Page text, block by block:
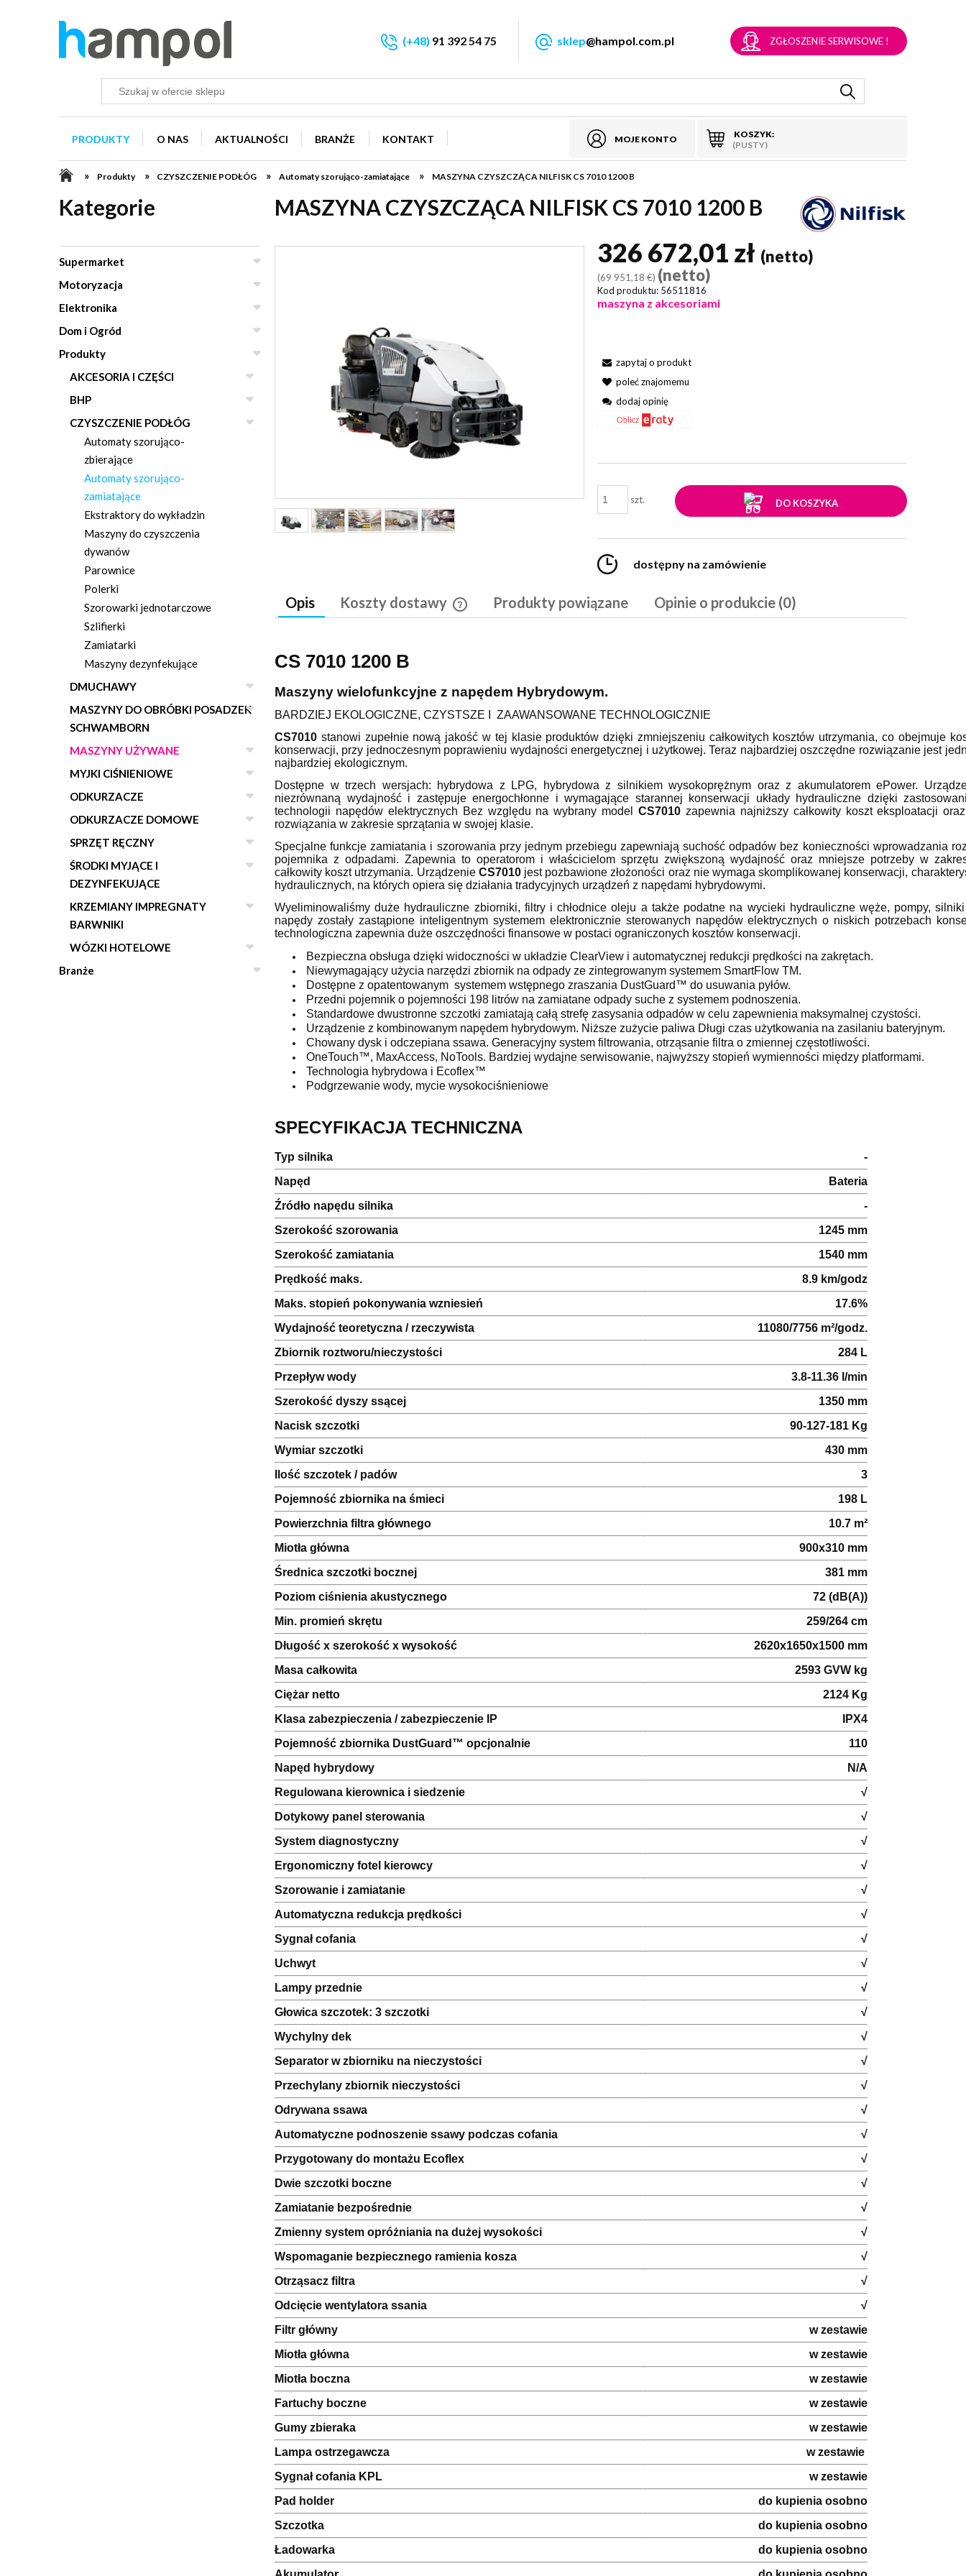
MOJE KONTO
KOSZYK:
(PUSTY)
(+48) 91 392 54 75 sklep@hampol.com.pl ZGŁOSZENIE SERWISOWE !
PRODUKTY O NAS AKTUALNOŚCI BRANŻE KONTAKT
» Produkty » CZYSZCZENIE PODŁÓG » Automaty szorująco-zamiatające » MASZYNA CZYSZCZĄCA NILFISK CS 7010 1200 B
Kategorie
Supermarket
Motoryzacja
Elektronika
Dom i Ogród
Produkty
AKCESORIA I CZĘŚCI
BHP
CZYSZCZENIE PODŁÓG
Automaty szorująco-
zbierające
Automaty szorująco-
zamiatające
Ekstraktory do wykładzin
Maszyny do czyszczenia
dywanów
Parownice
Polerki
Szorowarki jednotarczowe
Szlifierki
Zamiatarki
Maszyny dezynfekujące
DMUCHAWY
MASZYNY DO OBRÓBKI POSADZEK
SCHWAMBORN
MASZYNY UŻYWANE
MYJKI CIŚNIENIOWE
ODKURZACZE
ODKURZACZE DOMOWE
SPRZĘT RĘCZNY
ŚRODKI MYJĄCE I
DEZYNFEKUJĄCE
KRZEMIANY IMPREGNATY
BARWNIKI
WÓZKI HOTELOWE
Branże
MASZYNA CZYSZCZĄCA NILFISK CS 7010 1200 B
326 672,01 zł (netto)
(69 951,18 €) (netto)
Kod produktu: 56511816
maszyna z akcesoriami
zapytaj o produkt
poleć znajomemu
dodaj opinię
szt. DO KOSZYKA
dostępny na zamówienie
Opis Koszty dostawy Produkty powiązane Opinie o produkcie (0)
CS 7010 1200 B
Maszyny wielofunkcyjne z napędem Hybrydowym.
BARDZIEJ EKOLOGICZNE, CZYSTSZE I ZAAWANSOWANE TECHNOLOGICZNIE
CS7010 stanowi zupełnie nową jakość w tej klasie produktów dzięki zmniejszeniu całkowitych kosztów utrzymania, co obejmuje
konserwacji, przy jednoczesnym poprawieniu wydajności energetycznej i użytkowej. Teraz najbardziej oszczędne rozwiązanie jest
najbardziej ekologicznym.
Dostępne w trzech wersjach: hybrydowa z LPG, hybrydowa z silnikiem wysokoprężnym oraz z akumulatorem ePower.
niezrównaną wydajność i zastępuje energochłonne i wymagające starannej konserwacji układy hydrauliczne dzięki
technologii napędów elektrycznych Bez względu na wybrany model CS7010 zapewnia najniższy całkowity koszt eksploatacji
rozwiązania w zakresie sprzątania w swojej klasie.
Specjalne funkcje zamiatania i szorowania przy jednym przebiegu zapewniają suchość odpadów bez konieczności wprowadzania
pojemnika z odpadami. Zapewnia to operatorom i właścicielom sprzętu zwiększoną wydajność oraz mniejsze potrzeby w
całkowity koszt utrzymania. UrządzenieCS7010jest pozbawione złożoności oraz nie wymaga skomplikowanej konserwacji,
hydraulicznych, na których opiera się działania tradycyjnych urządzeń z napędami hybrydowymi.
Wyeliminowaliśmy duże hydrauliczne zbiorniki, filtry i chłodnice oleju a także podatne na wycieki hydrauliczne węże, pompy,
napędy zostały zastąpione inteligentnym systemem elektronicznie sterowanych napędów elektrycznych o niskich potrzebach
technologiczna zapewnia duże oszczędności finansowe w postaci ograniczonych kosztów konserwacji.
Bezpieczna obsługa dzięki widoczności w układzie ClearView i automatycznej redukcji prędkości na zakrętach.
Niewymagający użycia narzędzi zbiornik na odpady ze zintegrowanym systemem SmartFlow TM.
Dostępne z opatentowanym systemem wstępnego zraszania DustGuard™ do usuwania pyłów.
Przedni pojemnik o pojemności 198 litrów na zamiatane odpady suche z systemem podnoszenia.
Standardowe dwustronne szczotki zamiatają całą strefę zasysania odpadów w celu zapewnienia maksymalnej czystości.
Urządzenie z kombinowanym napędem hybrydowym. Niższe zużycie paliwa Długi czas użytkowania na zasilaniu bateryjnym.
Chowany dysk i odczepiana ssawa. Generacyjny system filtrowania, otrząsanie filtra o zmiennej częstotliwości.
OneTouch™, MaxAccess, NoTools. Bardziej wydajne serwisowanie, najwyższy stopień wymienności między platformami.
Technologia hybrydowa i Ecoflex™
Podgrzewanie wody, mycie wysokociśnieniowe
SPECYFIKACJA TECHNICZNA
Typ silnika
-
Napęd
Bateria
Źródło napędu silnika
-
Szerokość szorowania
1245 mm
Szerokość zamiatania
1540 mm
Prędkość maks.
8.9 km/godz
Maks. stopień pokonywania wzniesień
17.6%
Wydajność teoretyczna / rzeczywista
11080/7756 m²/godz.
Zbiornik roztworu/nieczystości
284 L
Przepływ wody
3.8-11.36 l/min
Szerokość dyszy ssącej
1350 mm
Nacisk szczotki
90-127-181 Kg
Wymiar szczotki
430 mm
Ilość szczotek / padów
3
Pojemność zbiornika na śmieci
198 L
Powierzchnia filtra głównego
10.7 m²
Miotła główna
900x310 mm
Średnica szczotki bocznej
381 mm
Poziom ciśnienia akustycznego
72 (dB(A))
Min. promień skrętu
259/264 cm
Długość x szerokość x wysokość
2620x1650x1500 mm
Masa całkowita
2593 GVW kg
Ciężar netto
2124 Kg
Klasa zabezpieczenia / zabezpieczenie IP
IPX4
Pojemność zbiornika DustGuard™ opcjonalnie
110
Napęd hybrydowy
N/A
Regulowana kierownica i siedzenie
√
Dotykowy panel sterowania
√
System diagnostyczny
√
Ergonomiczny fotel kierowcy
√
Szorowanie i zamiatanie
√
Automatyczna redukcja prędkości
√
Sygnał cofania
√
Uchwyt
√
Lampy przednie
√
Głowica szczotek: 3 szczotki
√
Wychylny dek
√
Separator w zbiorniku na nieczystości
√
Przechylany zbiornik nieczystości
√
Odrywana ssawa
√
Automatyczne podnoszenie ssawy podczas cofania
√
Przygotowany do montażu Ecoflex
√
Dwie szczotki boczne
√
Zamiatanie bezpośrednie
√
Zmienny system opróżniania na dużej wysokości
√
Wspomaganie bezpiecznego ramienia kosza
√
Otrząsacz filtra
√
Odcięcie wentylatora ssania
√
Filtr główny
w zestawie
Miotła główna
w zestawie
Miotła boczna
w zestawie
Fartuchy boczne
w zestawie
Gumy zbieraka
w zestawie
Lampa ostrzegawcza
w zestawie
Sygnał cofania KPL
w zestawie
Pad holder
do kupienia osobno
Szczotka
do kupienia osobno
Ładowarka
do kupienia osobno